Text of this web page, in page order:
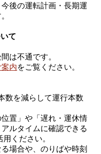
後の運転計画・長期運
て
は不通です。
内をご覧ください。
数を減らして運行本数
置」や「遅れ・運休情
ルタイムに確認できる
用ください。
場合や、のりばや時刻